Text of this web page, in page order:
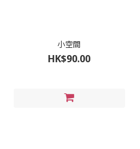
小空間
HK$90.00